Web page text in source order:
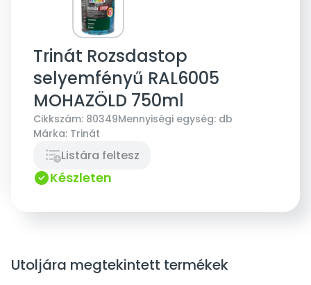
Trinát Rozsdastop
selyemfényű RAL6005
MOHAZÖLD 750ml
Cikkszám: 80349Mennyiségi egység: db
Márka: Trinát
Listára feltesz
Készleten
Utoljára megtekintett termékek